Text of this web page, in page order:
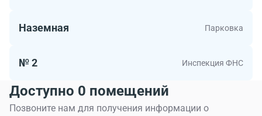
Наземная Парковка
№ 2 Инспекция ФНС
Доступно 0 помещений
Позвоните нам для получения информации о